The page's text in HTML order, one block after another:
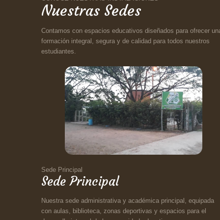
Nuestras Sedes
Contamos con espacios educativos diseñados para ofrecer
formación integral, segura y de calidad para todos nuestros
estudiantes.
Sede Principal
Sede Principal
Nuestra sede administrativa y académica principal, equipada
con aulas, biblioteca, zonas deportivas y espacios para el